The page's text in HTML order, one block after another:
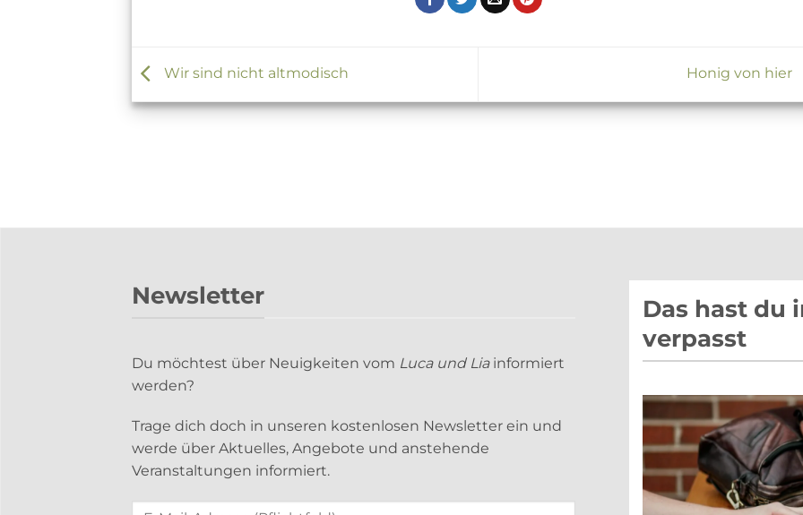
Wir sind nicht altmodisch Honig von hier
Newsletter
Du möchtest über Neuigkeiten vom Luca und Lia informiert
werden?
Trage dich doch in unseren kostenlosen Newsletter ein und
werde über Aktuelles, Angebote und anstehende
Veranstaltungen informiert.
Das hast du
verpasst